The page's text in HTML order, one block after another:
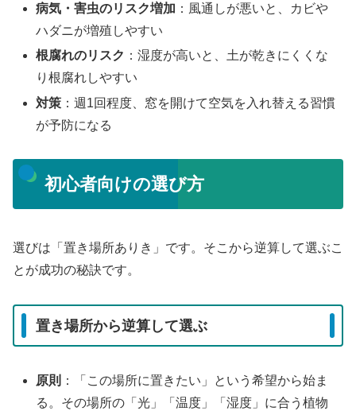
病気・害虫のリスク増加 ：風通しが悪いと、カビや
ハダニが増殖しやすい
根腐れのリスク ：湿度が高いと、土が乾きにくくな
り根腐れしやすい
対策 ：週1回程度、窓を開けて空気を入れ替える習慣
が予防になる
初心者向けの選び方
選びは「置き場所ありき」です。そこから逆算して選ぶこ
とが成功の秘訣です。
置き場所から逆算して選ぶ
原則 ：「この場所に置きたい」という希望から始ま
る。その場所の「光」「温度」「湿度」に合う植物